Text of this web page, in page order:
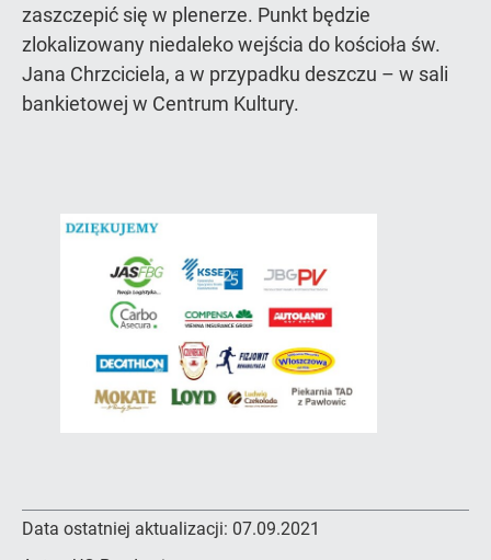
zaszczepić się w plenerze. Punkt będzie
zlokalizowany niedaleko wejścia do kościoła św.
Jana Chrzciciela, a w przypadku deszczu – w sali
bankietowej w Centrum Kultury.
Data ostatniej aktualizacji: 07.09.2021